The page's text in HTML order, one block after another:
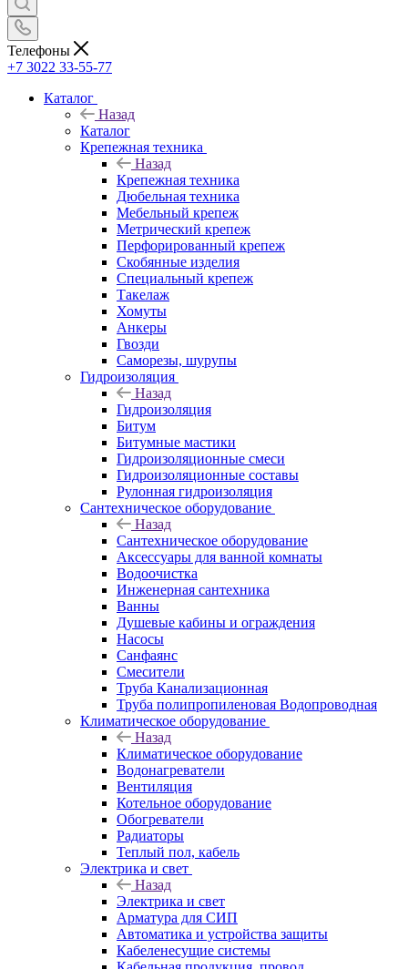
Телефоны
+7 3022 33-55-77
Каталог
Назад
Каталог
Крепежная техника
Назад
Крепежная техника
Дюбельная техника
Мебельный крепеж
Метрический крепеж
Перфорированный крепеж
Скобянные изделия
Специальный крепеж
Такелаж
Хомуты
Анкеры
Гвозди
Саморезы, шурупы
Гидроизоляция
Назад
Гидроизоляция
Битум
Битумные мастики
Гидроизоляционные смеси
Гидроизоляционные составы
Рулонная гидроизоляция
Сантехническое оборудование
Назад
Сантехническое оборудование
Аксессуары для ванной комнаты
Водоочистка
Инженерная сантехника
Ванны
Душевые кабины и ограждения
Насосы
Санфаянс
Смесители
Труба Канализационная
Труба полипропиленовая Водопроводная
Климатическое оборудование
Назад
Климатическое оборудование
Водонагреватели
Вентиляция
Котельное оборудование
Обогреватели
Радиаторы
Теплый пол, кабель
Электрика и свет
Назад
Электрика и свет
Арматура для СИП
Автоматика и устройства защиты
Кабеленесущие системы